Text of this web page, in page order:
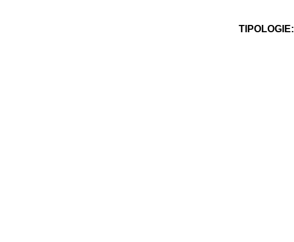
TIPOLOGIE: